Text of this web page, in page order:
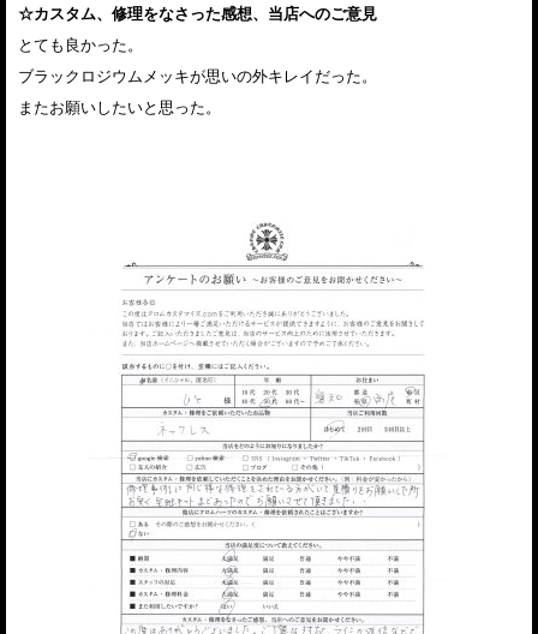
☆カスタム、修理をなさった感想、当店へのご意見
とても良かった。
ブラックロジウムメッキが思いの外キレイだった。
またお願いしたいと思った。